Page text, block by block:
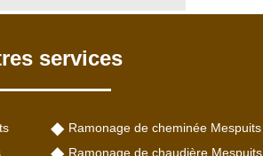
services
Ramonage de cheminée Mespuits
Ramonage de chaudière Mespuits